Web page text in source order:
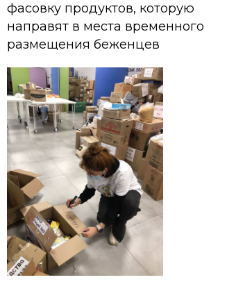
фасовку продуктов, которую
направят в места временного
размещения беженцев